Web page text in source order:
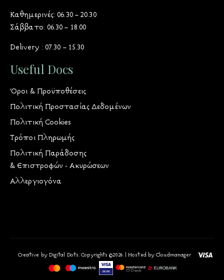
Καθημερινές: 06.30 – 20.30
Σάββατο: 06.30 – 18.00
Delivery : 07.30 – 15.30
Useful Docs
Όροι & Προϋποθέσεις
Πολιτική Προστασίας Δεδομένων
Πολιτική Cookies
Τρόποι Πληρωμής
Πολιτική Παράδοσης
& Επιστροφών - Ακυρώσεων
Αλλεργιογόνα
Creative by Digital Dots. Copyrights ©2026 | Hosted by Cloudmanager